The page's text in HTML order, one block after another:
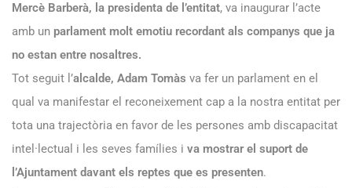
Mercè Barberà, la presidenta de l’entitat, va inaugurar l’acte
amb un parlament molt emotiu recordant als companys que ja
no estan entre nosaltres.
Tot seguit l’alcalde, Adam Tomàs va fer un parlament en el
qual va manifestar el reconeixement cap a la nostra entitat per
tota una trajectòria en favor de les persones amb discapacitat
intel·lectual i les seves famílies i va mostrar el suport de
l’Ajuntament davant els reptes que es presenten.